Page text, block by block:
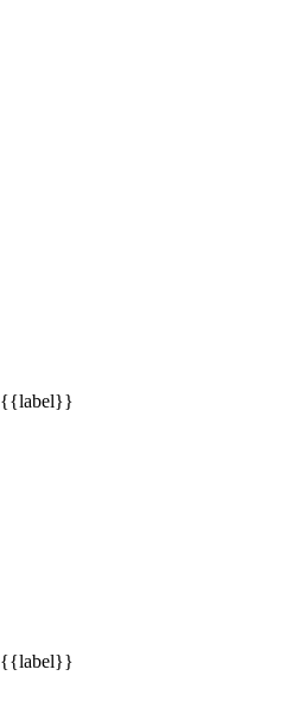
{{label}}
{{label}}